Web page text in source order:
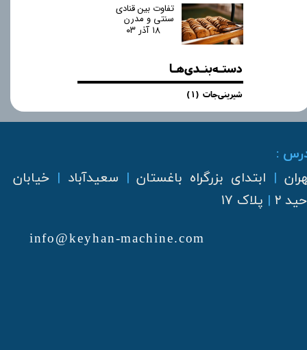
تفاوت بین قنادی
سنتی و مدرن
۱۸ آذر ۰۳
دستـه‌بنـدی‌هـا
شیرینی‌جات (۱)
info@keyhan-machine.com
| ابتدای بزرگراه باغستان | سعیدآباد | خیابان
۲ | پلاک ۱۷
: